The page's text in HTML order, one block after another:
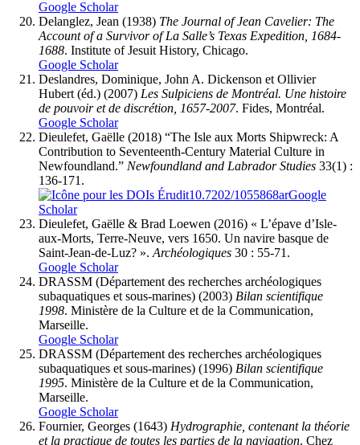
Google Scholar
Delanglez, Jean (1938) The Journal of Jean Cavelier: The
Account of a Survivor of La Salle’s Texas Expedition, 1684-
1688. Institute of Jesuit History, Chicago.
Google Scholar
Deslandres, Dominique, John A. Dickenson et Ollivier
Hubert (éd.) (2007) Les Sulpiciens de Montréal. Une histoire
de pouvoir et de discrétion, 1657-2007. Fides, Montréal.
Google Scholar
Dieulefet, Gaëlle (2018) “The Isle aux Morts Shipwreck: A
Contribution to Seventeenth-Century Material Culture in
Newfoundland.” Newfoundland and Labrador Studies 33(1) :
136-171.
10.7202/1055868arGoogle
Scholar
Dieulefet, Gaëlle & Brad Loewen (2016) « L’épave d’Isle-
aux-Morts, Terre-Neuve, vers 1650. Un navire basque de
Saint-Jean-de-Luz? ». Archéologiques 30 : 55-71.
Google Scholar
DRASSM (Département des recherches archéologiques
subaquatiques et sous-marines) (2003) Bilan scientifique
1998. Ministère de la Culture et de la Communication,
Marseille.
Google Scholar
DRASSM (Département des recherches archéologiques
subaquatiques et sous-marines) (1996) Bilan scientifique
1995. Ministère de la Culture et de la Communication,
Marseille.
Google Scholar
Fournier, Georges (1643) Hydrographie, contenant la théorie
et la practique de toutes les parties de la navigation. Chez